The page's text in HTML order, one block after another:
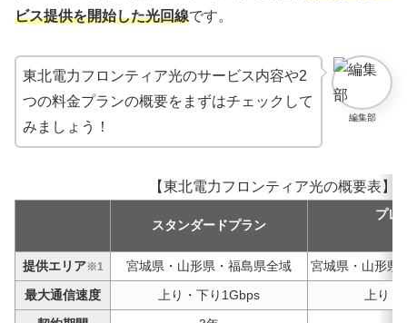
ビス提供を開始した光回線です。
編集部
東北電力フロンティア光のサービス内容や2
つの料金プランの概要をまずはチェックして
みましょう！
【東北電力フロンティア光の概要表】
スタンダードプラン
プレ
提供エリア※1 宮城県・山形県・福島県全域
宮城県・山形県
最大通信速度
上り・下り1Gbps
上り